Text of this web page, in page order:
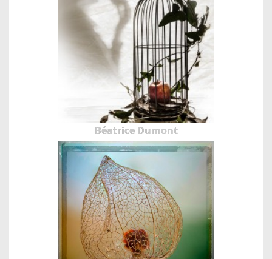
Béatrice Dumont